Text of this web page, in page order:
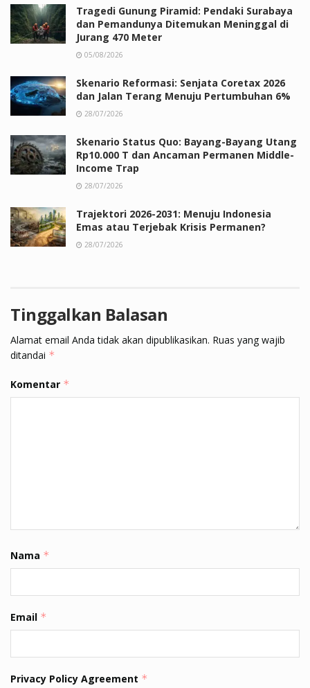
Tragedi Gunung Piramid: Pendaki Surabaya
dan Pemandunya Ditemukan Meninggal di
Jurang 470 Meter
05/08/2026
Skenario Reformasi: Senjata Coretax 2026
dan Jalan Terang Menuju Pertumbuhan 6%
28/07/2026
Skenario Status Quo: Bayang-Bayang Utang
Rp10.000 T dan Ancaman Permanen Middle-
Income Trap
28/07/2026
Trajektori 2026-2031: Menuju Indonesia
Emas atau Terjebak Krisis Permanen?
28/07/2026
Tinggalkan Balasan
Alamat email Anda tidak akan dipublikasikan. Ruas yang wajib
ditandai *
Komentar *
Nama *
Email *
Privacy Policy Agreement *